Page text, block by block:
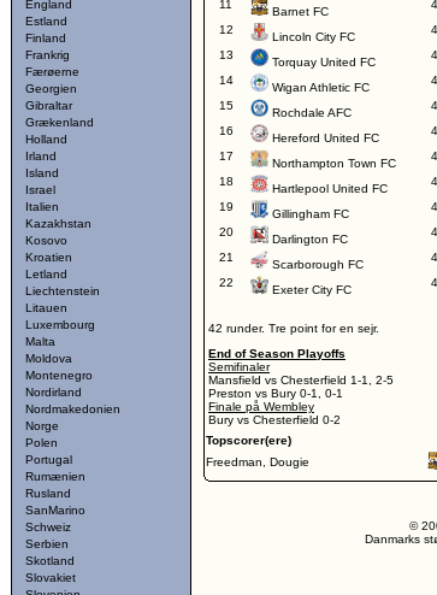
England
Estland
Finland
Frankrig
Færøerne
Georgien
Gibraltar
Grækenland
Holland
Irland
Island
Israel
Italien
Kazakhstan
Kosovo
Kroatien
Letland
Liechtenstein
Litauen
Luxembourg
Malta
Moldova
Montenegro
Nordirland
Nordmakedonien
Norge
Polen
Portugal
Rumænien
Rusland
SanMarino
Schweiz
Serbien
Skotland
Slovakiet
11
Barnet FC
12
Lincoln City FC
13
Torquay United FC
14
Wigan Athletic FC
15
Rochdale AFC
16
Hereford United FC
17
Northampton Town FC
18
Hartlepool United FC
19
Gillingham FC
20
Darlington FC
21
Scarborough FC
22
Exeter City FC
42 runder. Tre point for en sejr.
End of Season Playoffs
Semifinaler
Mansfield vs Chesterfield 1-1, 2-5
Preston vs Bury 0-1, 0-1
Finale på Wembley
Bury vs Chesterfield 0-2
Topscorer(ere)
Freedman, Dougie
©
Danmarks